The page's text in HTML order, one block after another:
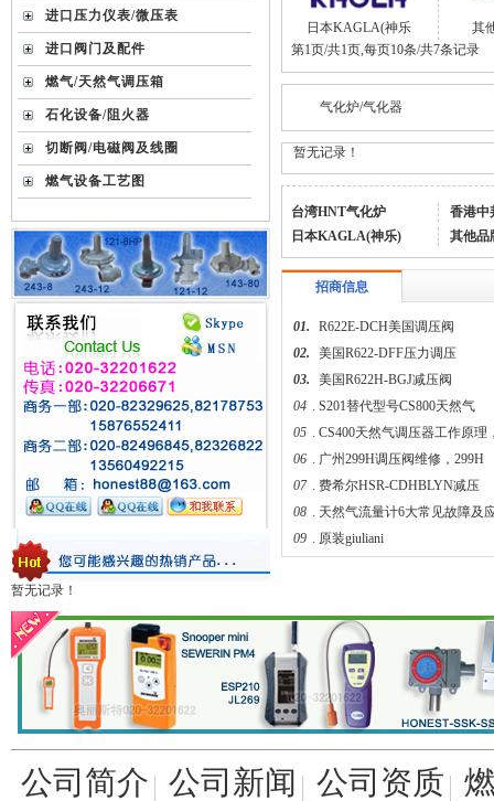
进口压力仪表/微压表
进口阀门及配件
燃气/天然气调压箱
石化设备/阻火器
切断阀/电磁阀及线圈
燃气设备工艺图
暂无记录！
日本KAGLA(神乐
其
第1页/共1页,每页10条/共7条记录
气化炉/气化器
暂无记录！
台湾HNT气化炉
香港中
日本KAGLA(神乐)
其他品
招商信息
01.
R622E-DCH美国调压阀
02.
美国R622-DFF压力调压
03.
美国R622H-BGJ减压阀
04 . S201替代型号CS800天然气
05 . CS400天然气调压器工作原理
06 . 广州299H调压阀维修，299H
07 . 费希尔HSR-CDHBLYN减压
08 . 天然气流量计6大常见故障及
09 . 原装giuliani
公司简介 公司新闻 公司资质